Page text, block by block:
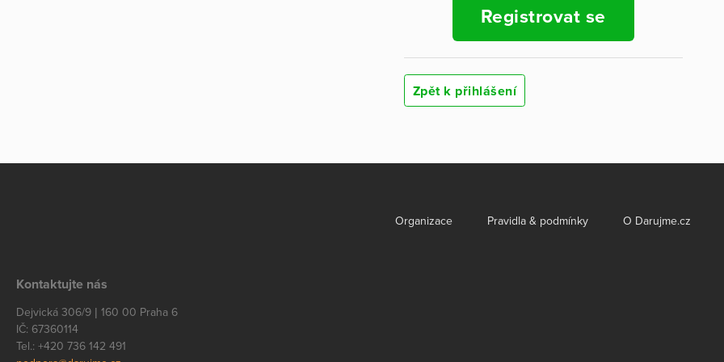
Registrovat se
Zpět k přihlášení
Organizace Pravidla & podmínky O Darujme.cz
Kontaktujte nás
Dejvická 306/9 | 160 00 Praha 6
IČ: 67360114
Tel.: +420 736 142 491